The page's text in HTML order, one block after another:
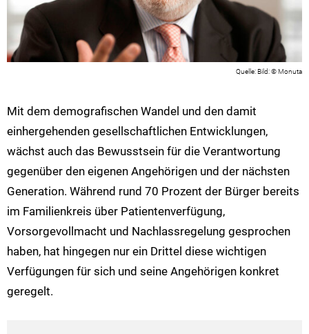
Bild: © Monuta
Mit dem demografischen Wandel und den damit
einhergehenden gesellschaftlichen Entwicklungen,
wächst auch das Bewusstsein für die Verantwortung
gegenüber den eigenen Angehörigen und der nächsten
Generation. Während rund 70 Prozent der Bürger bereits
im Familienkreis über Patientenverfügung,
Vorsorgevollmacht und Nachlassregelung gesprochen
haben, hat hingegen nur ein Drittel diese wichtigen
Verfügungen für sich und seine Angehörigen konkret
geregelt.